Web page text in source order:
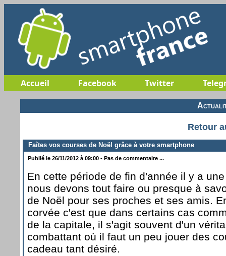
Accueil Facebook Twitter
Retour
Faîtes vos courses de Noël grâce à votre smartphone
Publié le 26/11/2012 à 09:00 - Pas de commentaire ...
En cette période de fin d'année il y a
nous devons tout faire ou presque à
de Noël pour ses proches et ses amis.
corvée c'est que dans certains cas
de la capitale, il s'agit souvent d'un
combattant où il faut un peu jouer des
cadeau tant désiré.